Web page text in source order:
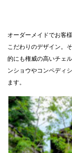
オーダーメイドでお客
こだわりのデザイン。
的にも権威の高いチェ
ンショウやコンペディ
ます。